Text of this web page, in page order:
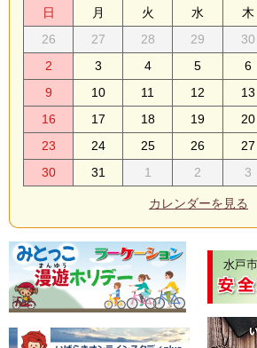
日 月 火 水 木
26
27 28 29 30
2
3 4 5 6
9
10 11 12 13
16
17 18 19 20
23
24 25 26 27
30
31 1 2 3
カレンダーを見る